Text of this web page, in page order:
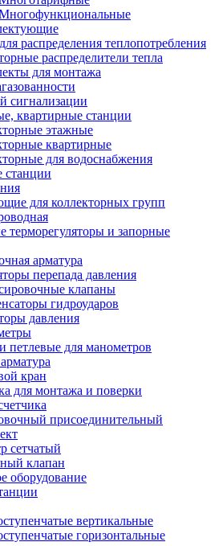
распределения теплопотребления
распределители тепла
для монтажа
сигнализации
квартирные станции
этажные
квартирные
для водоснабжения
станции
для коллекторных групп
терморегуляторы и запорные
арматура
перепада давления
клапаны
гидроударов
давления
петлевые для манометров
кран
для монтажа и поверки
присоединительный
сетчатый
клапан
оборудование
вертикальные
горизонтальные